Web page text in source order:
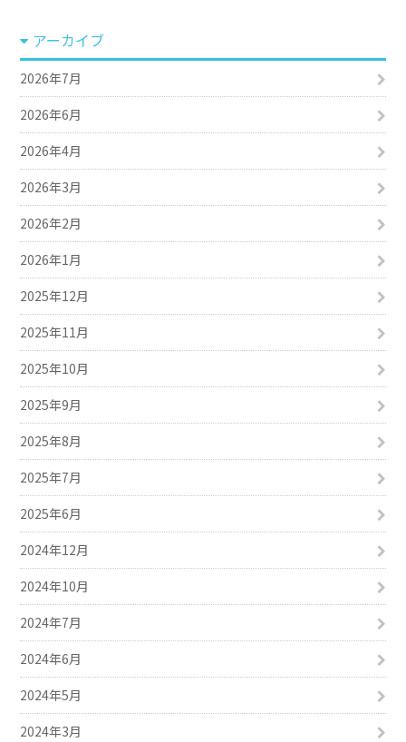
アーカイブ
2026年7月
2026年6月
2026年4月
2026年3月
2026年2月
2026年1月
2025年12月
2025年11月
2025年10月
2025年9月
2025年8月
2025年7月
2025年6月
2024年12月
2024年10月
2024年7月
2024年6月
2024年5月
2024年3月